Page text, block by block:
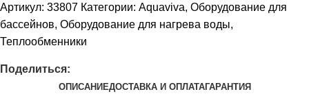
Артикул: 33807 Категории: Aquaviva, Оборудование для
бассейнов, Оборудование для нагрева воды,
Теплообменники
Поделиться:
ОПИСАНИЕДОСТАВКА И ОПЛАТАГАРАНТИЯ